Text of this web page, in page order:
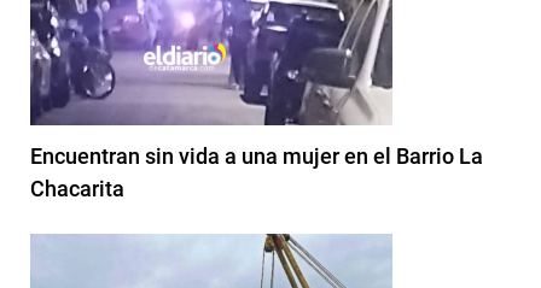
Encuentran sin vida a una mujer en el Barrio La
Chacarita